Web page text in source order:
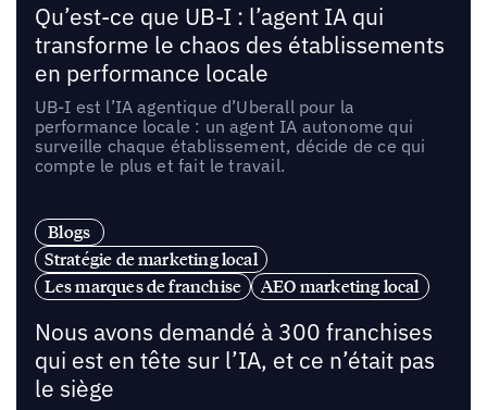
Qu’est-ce que UB-I : l’agent IA qui
transforme le chaos des établissements
en performance locale
UB-I est l’IA agentique d’Uberall pour la
performance locale : un agent IA autonome qui
surveille chaque établissement, décide de ce qui
compte le plus et fait le travail.
Blogs
Stratégie de marketing local
Les marques de franchise
AEO marketing local
Nous avons demandé à 300 franchises
qui est en tête sur l’IA, et ce n’était pas
le siège